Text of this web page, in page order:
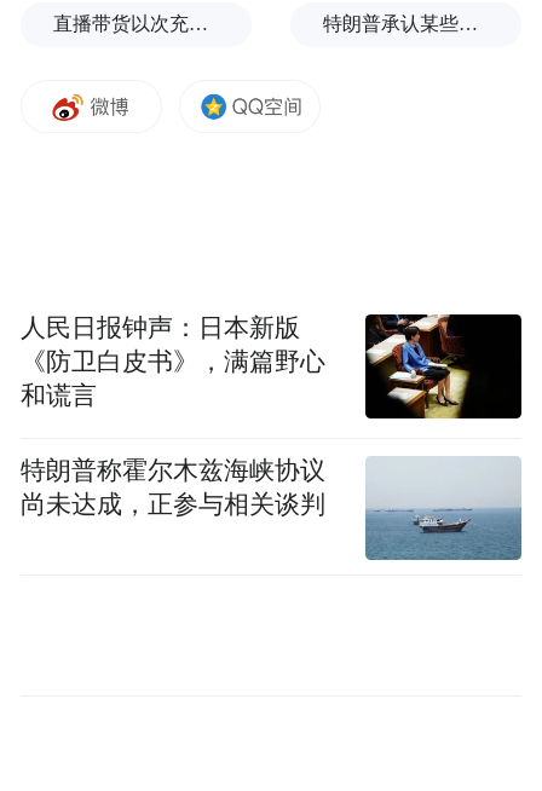
明去年还那么大方，怎么今年就缩水了？真
相其实更扎心——不是奔驰不想体面，而是
账本不允许它继续“豪横”下去了。
先看销量。自2023年12月起，奔驰在华销量
已连续17个月同比下滑。2024年全年交付
71.4万辆，同比下滑6.7%；2025年骤降至
直播带货以次充好、拒不发货，算诈骗吗？ 特朗普承认某些弹药供应紧张
人民日报钟声：日本新版
《防卫白皮书》，满篇野心
和谎言
特朗普称霍尔木兹海峡协议
尚未达成，正参与相关谈判